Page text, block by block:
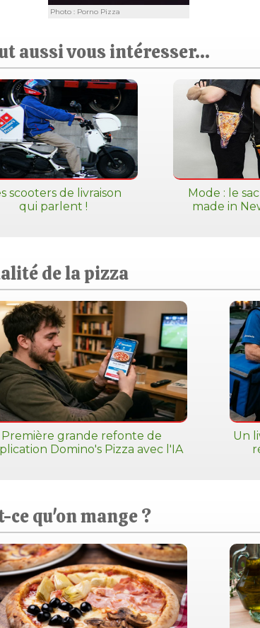
Photo : Porno Pizza
aussi vous intéresser...
scooters de livraison
qui parlent !
Mode : le
made in
de la pizza
Première grande refonte de
Domino's Pizza avec l'IA
Un
ce qu'on mange ?